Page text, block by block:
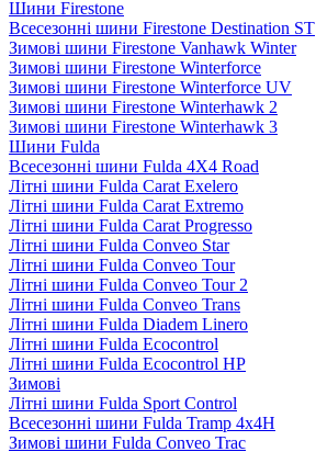
Шини Firestone
Всесезонні шини Firestone Destination ST
Зимові шини Firestone Vanhawk Winter
Зимові шини Firestone Winterforce
Зимові шини Firestone Winterforce UV
Зимові шини Firestone Winterhawk 2
Зимові шини Firestone Winterhawk 3
Шини Fulda
Всесезонні шини Fulda 4X4 Road
Літні шини Fulda Carat Exelero
Літні шини Fulda Carat Extremo
Літні шини Fulda Carat Progresso
Літні шини Fulda Conveo Star
Літні шини Fulda Conveo Tour
Літні шини Fulda Conveo Tour 2
Літні шини Fulda Conveo Trans
Літні шини Fulda Diadem Linero
Літні шини Fulda Ecocontrol
Літні шини Fulda Ecocontrol HP
Зимові
Літні шини Fulda Sport Control
Всесезонні шини Fulda Tramp 4x4H
Зимові шини Fulda Conveo Trac